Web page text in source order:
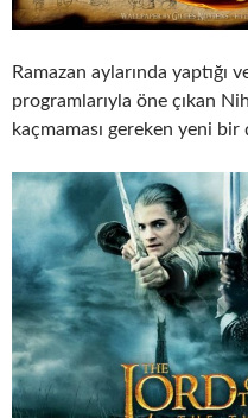
Ramazan aylarında
programlarıyla öne çıkan
kaçmaması gereken yeni bir